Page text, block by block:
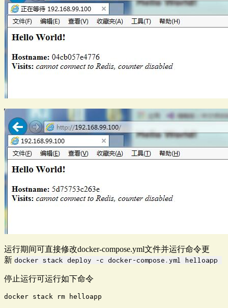
运行期间可直接修改docker-compose.yml文件并运行命令更
新 docker stack deploy -c docker-compose.yml helloapp
停止运行可运行如下命令
docker stack rm helloapp